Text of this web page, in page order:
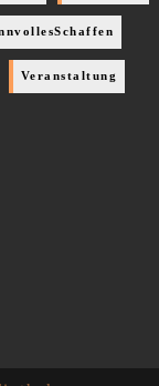
Veranstaltung